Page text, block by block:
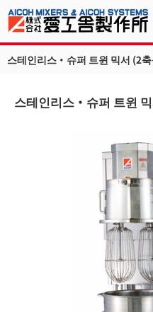
스테인리스・슈퍼 트윈 믹서 (2
스테인리스・슈퍼 트윈